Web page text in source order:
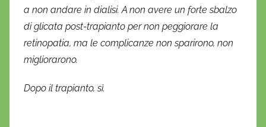
a non andare in dialisi. A non avere un forte sbalzo
di glicata post-trapianto per non peggiorare la
retinopatia, ma le complicanze non sparirono, non
migliorarono.
Dopo il trapianto, sì.